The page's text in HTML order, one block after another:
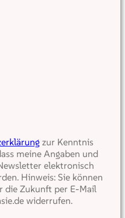
zur Kenntnis
meine Angaben und
elektronisch
Hinweis: Sie können
die Zukunft per E-Mail
widerrufen.